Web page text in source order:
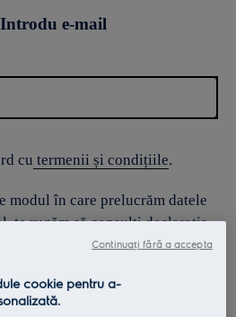
Introdu e-mail
cu termenii și condițiile.
modul în care prelucrăm datele
te rugăm să consulţi declaraţia
cookie pentru a-
Continuați fără a accepta